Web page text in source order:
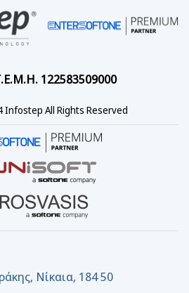
122583509000
Infostep All Rights Reserved
Νίκαια, 184 50